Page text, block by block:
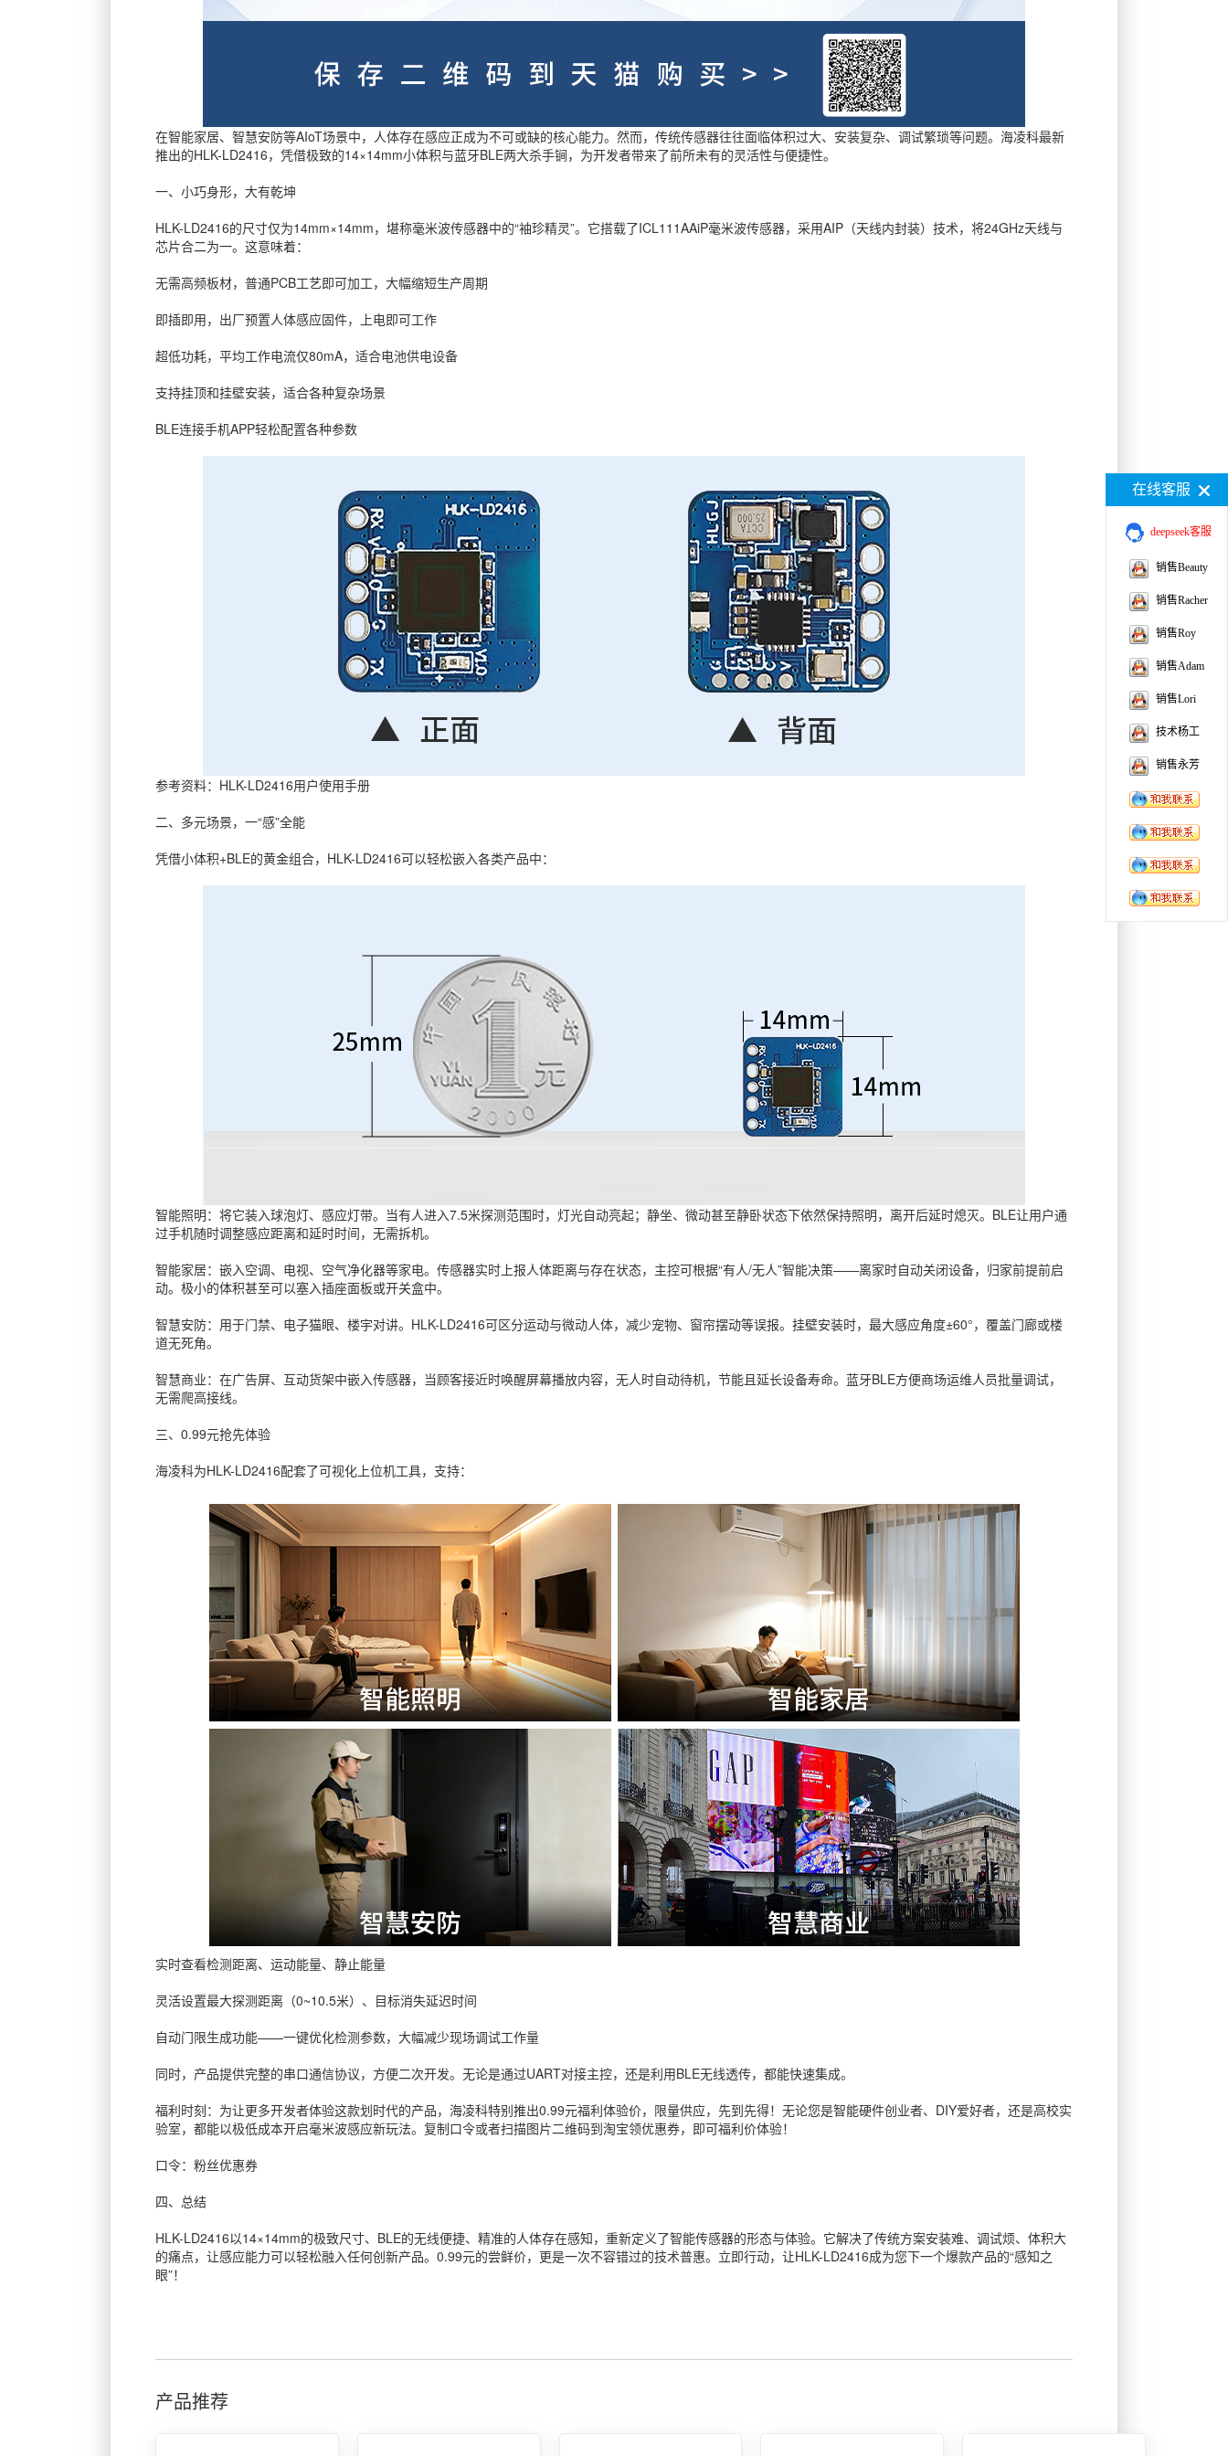
在智能家居、智慧安防等AIoT场景中，人体存在感应正成为不可或缺的核心能力。然而，传统传感器往往面临体积过大、安装复杂、调试繁琐等问题。海凌科最新
推出的HLK-LD2416，凭借极致的14×14mm小体积与蓝牙BLE两大杀手锏，为开发者带来了前所未有的灵活性与便捷性。
一、小巧身形，大有乾坤
HLK-LD2416的尺寸仅为14mm×14mm，堪称毫米波传感器中的“袖珍精灵”。它搭载了ICL111AAiP毫米波传感器，采用AIP（天线内封装）技术，将24GHz天线与
芯片合二为一。这意味着：
无需高频板材，普通PCB工艺即可加工，大幅缩短生产周期
即插即用，出厂预置人体感应固件，上电即可工作
超低功耗，平均工作电流仅80mA，适合电池供电设备
支持挂顶和挂壁安装，适合各种复杂场景
BLE连接手机APP轻松配置各种参数
参考资料：HLK-LD2416用户使用手册
二、多元场景，一“感”全能
凭借小体积+BLE的黄金组合，HLK-LD2416可以轻松嵌入各类产品中：
智能照明：将它装入球泡灯、感应灯带。当有人进入7.5米探测范围时，灯光自动亮起；静坐、微动甚至静卧状态下依然保持照明，离开后延时熄灭。BLE让用户通
过手机随时调整感应距离和延时时间，无需拆机。
智能家居：嵌入空调、电视、空气净化器等家电。传感器实时上报人体距离与存在状态，主控可根据“有人/无人”智能决策——离家时自动关闭设备，归家前提前启
动。极小的体积甚至可以塞入插座面板或开关盒中。
智慧安防：用于门禁、电子猫眼、楼宇对讲。HLK-LD2416可区分运动与微动人体，减少宠物、窗帘摆动等误报。挂壁安装时，最大感应角度±60°，覆盖门廊或楼
道无死角。
智慧商业：在广告屏、互动货架中嵌入传感器，当顾客接近时唤醒屏幕播放内容，无人时自动待机，节能且延长设备寿命。蓝牙BLE方便商场运维人员批量调试，
无需爬高接线。
三、0.99元抢先体验
海凌科为HLK-LD2416配套了可视化上位机工具，支持：
实时查看检测距离、运动能量、静止能量
灵活设置最大探测距离（0~10.5米）、目标消失延迟时间
自动门限生成功能——一键优化检测参数，大幅减少现场调试工作量
同时，产品提供完整的串口通信协议，方便二次开发。无论是通过UART对接主控，还是利用BLE无线透传，都能快速集成。
福利时刻：为让更多开发者体验这款划时代的产品，海凌科特别推出0.99元福利体验价，限量供应，先到先得！无论您是智能硬件创业者、DIY爱好者，还是高校实
验室，都能以极低成本开启毫米波感应新玩法。复制口令或者扫描图片二维码到淘宝领优惠券，即可福利价体验！
口令：粉丝优惠券
四、总结
HLK-LD2416以14×14mm的极致尺寸、BLE的无线便捷、精准的人体存在感知，重新定义了智能传感器的形态与体验。它解决了传统方案安装难、调试烦、体积大
的痛点，让感应能力可以轻松融入任何创新产品。0.99元的尝鲜价，更是一次不容错过的技术普惠。立即行动，让HLK-LD2416成为您下一个爆款产品的“感知之
眼”！
产品推荐
在线客服
deepseek客服
销售Beauty
销售Racher
销售Roy
销售Adam
销售Lori
技术杨工
销售永芳